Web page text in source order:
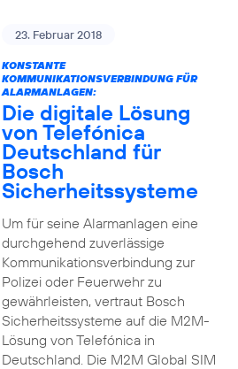
23. Februar 2018
KONSTANTE
KOMMUNIKATIONSVERBINDUNG FÜR
ALARMANLAGEN:
Die digitale Lösung
von Telefónica
Deutschland für
Bosch
Sicherheitssysteme
Um für seine Alarmanlagen eine
durchgehend zuverlässige
Kommunikationsverbindung zur
Polizei oder Feuerwehr zu
gewährleisten, vertraut Bosch
Sicherheitssysteme auf die M2M-
Lösung von Telefónica in
Deutschland. Die M2M Global SIM